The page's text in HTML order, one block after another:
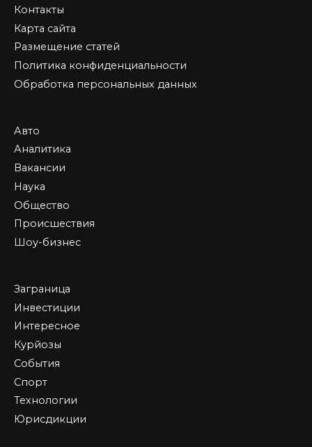
Контакты
Карта сайта
Размещение статей
Политика конфиденциальности
Обработка персональных данных
Авто
Аналитика
Вакансии
Наука
Общество
Происшествия
Шоу-бизнес
Заграница
Инвестиции
Интересное
Курйозы
События
Спорт
Технологии
Юрисдикции